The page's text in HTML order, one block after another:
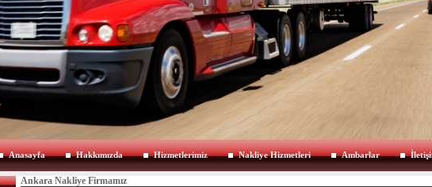
Anasayfa Hakkımızda Hizmetlerimiz Nakliye Hizmetleri Ambarlar
Ankara Nakliye Firmamız